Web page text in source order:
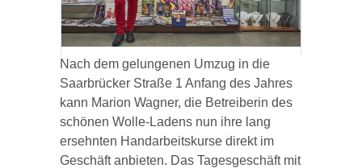
Nach dem gelungenen Umzug in die
Saarbrücker Straße 1 Anfang des Jahres
kann Marion Wagner, die Betreiberin des
schönen Wolle-Ladens nun ihre lang
ersehnten Handarbeitskurse direkt im
Geschäft anbieten. Das Tagesgeschäft mit